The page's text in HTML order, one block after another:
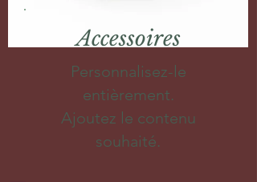
Accessoires
Personnalisez-le
entièrement.
Ajoutez le contenu
souhaité.